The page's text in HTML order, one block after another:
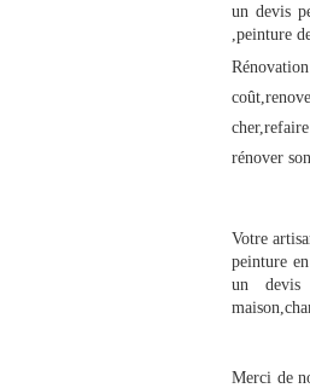
un devis
,peinture
rénover
Votre
peinture
un devis
Merci de